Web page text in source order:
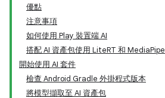
優點
注意事項
如何使用 Play 裝置端 AI
搭配 AI 資產包使用 LiteRT 和 MediaPipe
開始使用 AI 套件
檢查 Android Gradle 外掛程式版本
將模型擷取至 AI 資產包